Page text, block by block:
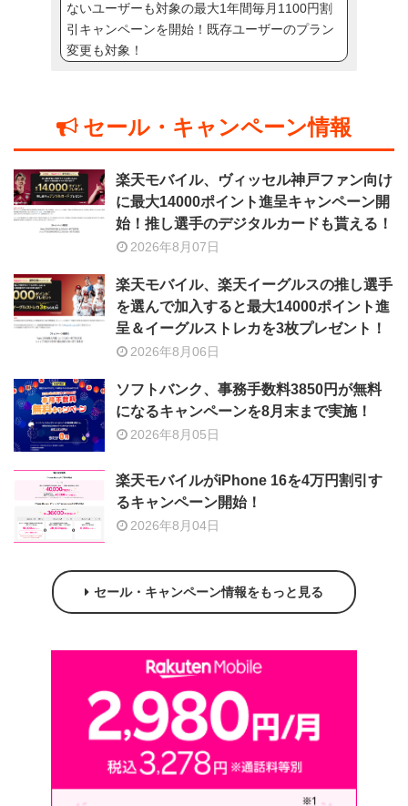
ないユーザーも対象の最大1年間毎月1100円割
引キャンペーンを開始！既存ユーザーのプラン
変更も対象！
セール・キャンペーン情報
楽天モバイル、ヴィッセル神戸ファン向け
に最大14000ポイント進呈キャンペーン開
始！推し選手のデジタルカードも貰える！
2026年8月07日
楽天モバイル、楽天イーグルスの推し選手
を選んで加入すると最大14000ポイント進
呈＆イーグルストレカを3枚プレゼント！
2026年8月06日
ソフトバンク、事務手数料3850円が無料
になるキャンペーンを8月末まで実施！
2026年8月05日
楽天モバイルがiPhone 16を4万円割引す
るキャンペーン開始！
2026年8月04日
セール・キャンペーン情報をもっと見る